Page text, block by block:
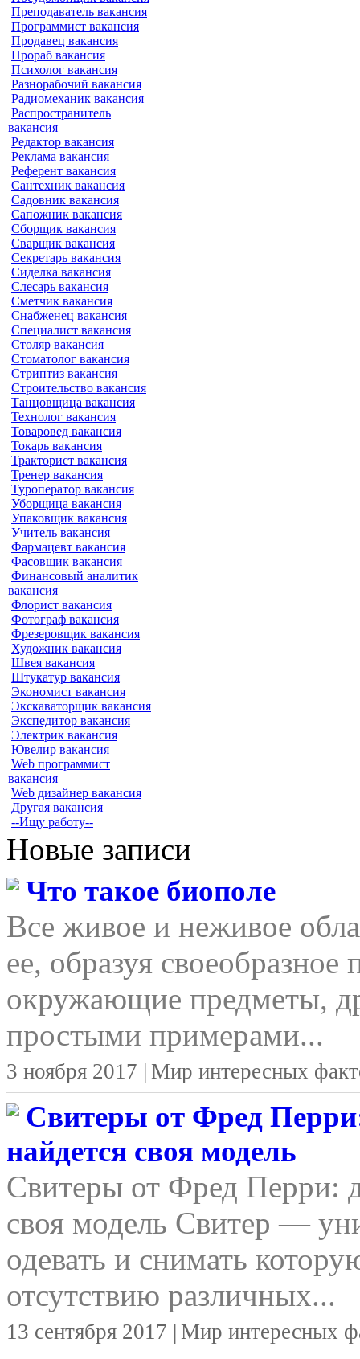
Преподаватель вакансия
Программист вакансия
Продавец вакансия
Прораб вакансия
Психолог вакансия
Разнорабочий вакансия
Радиомеханик вакансия
Распространитель
вакансия
Редактор вакансия
Реклама вакансия
Референт вакансия
Сантехник вакансия
Садовник вакансия
Сапожник вакансия
Сборщик вакансия
Сварщик вакансия
Секретарь вакансия
Сиделка вакансия
Слесарь вакансия
Сметчик вакансия
Снабженец вакансия
Специалист вакансия
Столяр вакансия
Стоматолог вакансия
Стриптиз вакансия
Строительство вакансия
Танцовщица вакансия
Технолог вакансия
Товаровед вакансия
Токарь вакансия
Тракторист вакансия
Тренер вакансия
Туроператор вакансия
Уборщица вакансия
Упаковщик вакансия
Учитель вакансия
Фармацевт вакансия
Фасовщик вакансия
Финансовый аналитик
вакансия
Флорист вакансия
Фотограф вакансия
Фрезеровщик вакансия
Художник вакансия
Швея вакансия
Штукатур вакансия
Экономист вакансия
Экскаваторщик вакансия
Экспедитор вакансия
Электрик вакансия
Ювелир вакансия
Web программист
вакансия
Web дизайнер вакансия
Другая вакансия
--Ищу работу--
Новые записи
Что такое биополе
Все живое и неживое
ее, образуя своеобразное
окружающие предметы,
простыми примерами...
3 ноября 2017 | Мир интересных
Свитеры от Фред
найдется своя модель
Свитеры от Фред Перри:
своя модель Свитер —
одевать и снимать
отсутствию различных...
13 сентября 2017 | Мир интересных